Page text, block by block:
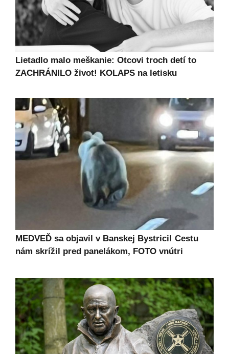
Lietadlo malo meškanie: Otcovi troch detí to
ZACHRÁNILO život! KOLAPS na letisku
MEDVEĎ sa objavil v Banskej Bystrici! Cestu
nám skrížil pred panelákom, FOTO vnútri